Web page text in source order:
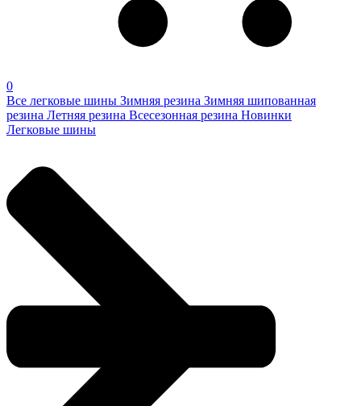
0
Все легковые шины Зимняя резина Зимняя шипованная
резина Летняя резина Всесезонная резина Новинки
Легковые шины